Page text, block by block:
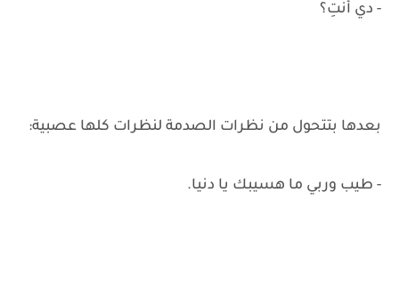
- دي أنتِ؟
بعدها بتتحول من نظرات الصدمة لنظرات كلها عصبية:
- طيب وربي ما هسيبك يا دنيا.